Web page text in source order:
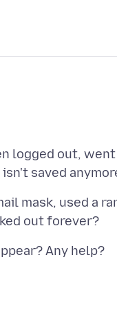
logged out,
mask, used a